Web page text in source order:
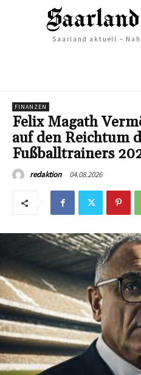
Saarland aktuell –
FINANZEN
Felix Magath
auf den Reichtum
Fußballtrainers
redaktion 04.08.2026